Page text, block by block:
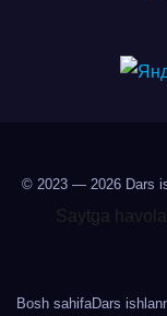
© 2023 — 2026Dars
Saytga
Bosh sahifaDars